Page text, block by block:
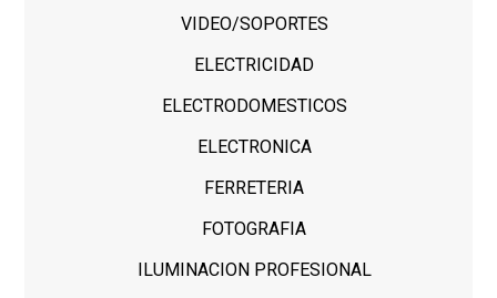
VIDEO/SOPORTES
ELECTRICIDAD
ELECTRODOMESTICOS
ELECTRONICA
FERRETERIA
FOTOGRAFIA
ILUMINACION PROFESIONAL